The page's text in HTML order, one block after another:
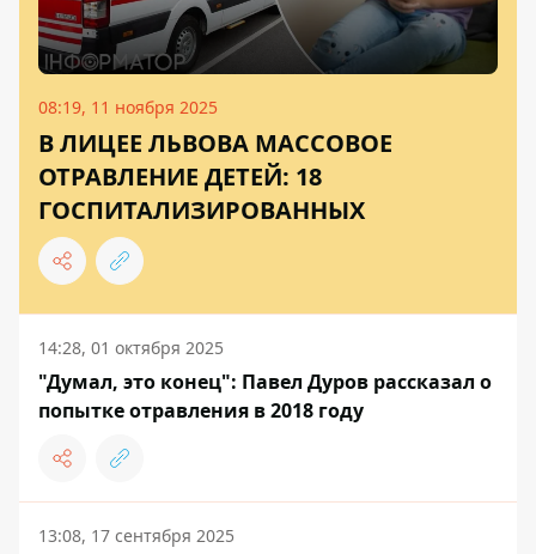
08:19, 11 ноября 2025
В ЛИЦЕЕ ЛЬВОВА МАССОВОЕ
ОТРАВЛЕНИЕ ДЕТЕЙ: 18
ГОСПИТАЛИЗИРОВАННЫХ
14:28, 01 октября 2025
"Думал, это конец": Павел Дуров рассказал о
попытке отравления в 2018 году
13:08, 17 сентября 2025